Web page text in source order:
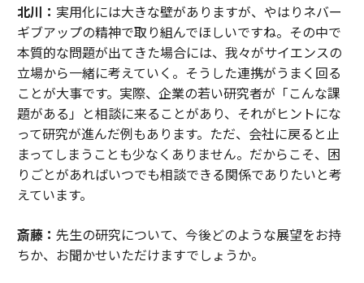
北川： 実用化には大きな壁がありますが、やはりネバー
ギブアップの精神で取り組んでほしいですね。その中で
本質的な問題が出てきた場合には、我々がサイエンスの
立場から一緒に考えていく。そうした連携がうまく回る
ことが大事です。実際、企業の若い研究者が「こんな課
題がある」と相談に来ることがあり、それがヒントにな
って研究が進んだ例もあります。ただ、会社に戻ると止
まってしまうことも少なくありません。だからこそ、困
りごとがあればいつでも相談できる関係でありたいと考
えています。
斎藤： 先生の研究について、今後どのような展望をお持
ちか、お聞かせいただけますでしょうか。